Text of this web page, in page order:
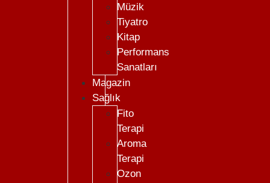
Müzik
Tiyatro
Kitap
Performans
Sanatları
Magazin
Sağlık
Fito
Terapi
Aroma
Terapi
Ozon